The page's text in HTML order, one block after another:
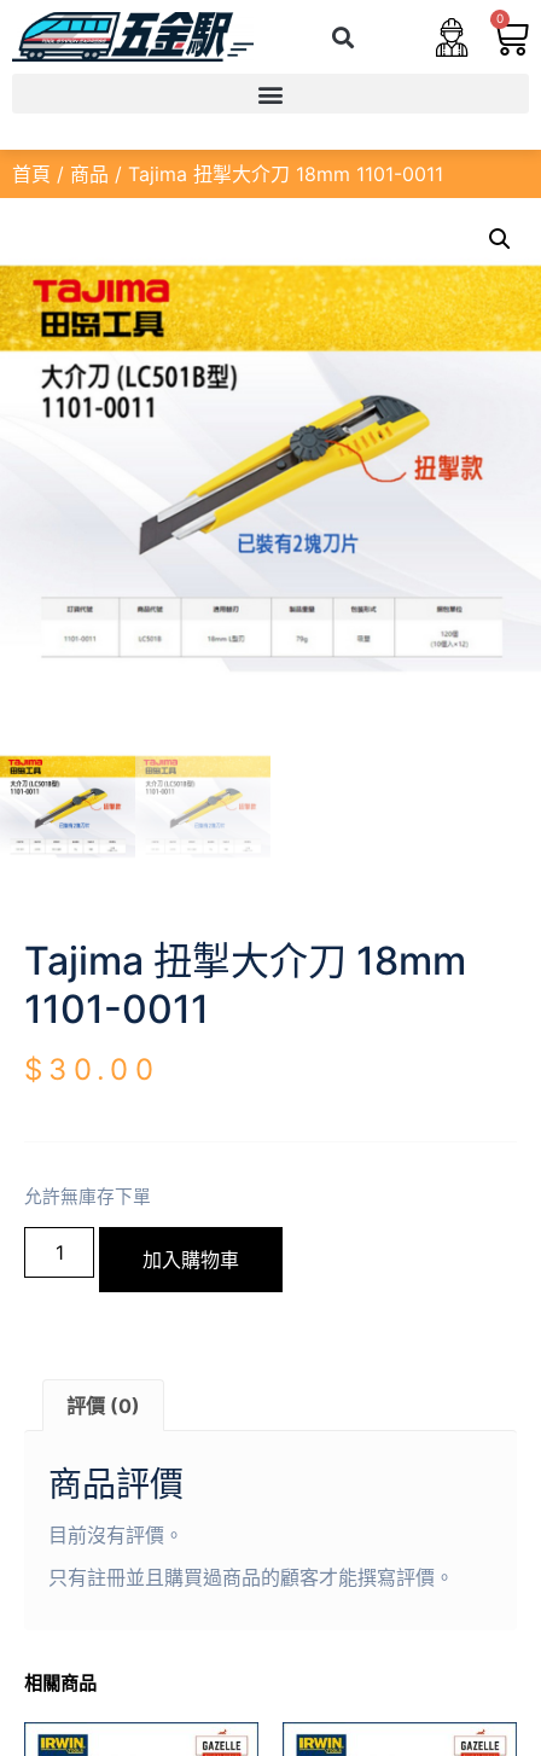
0
首頁 / 商品 / Tajima 扭掣大介刀 18mm 1101-0011
Tajima 扭掣大介刀 18mm
1101-0011
$ 30.00
允許無庫存下單
加入購物車
評價 (0)
商品評價
目前沒有評價。
只有註冊並且購買過商品的顧客才能撰寫評價。
相關商品